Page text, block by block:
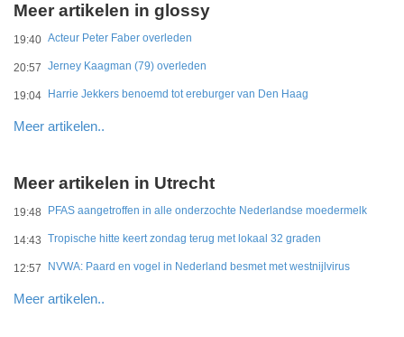
Meer artikelen in glossy
19:40 Acteur Peter Faber overleden
20:57 Jerney Kaagman (79) overleden
19:04 Harrie Jekkers benoemd tot ereburger van Den Haag
Meer artikelen..
Meer artikelen in Utrecht
19:48 PFAS aangetroffen in alle onderzochte Nederlandse moedermelk
14:43 Tropische hitte keert zondag terug met lokaal 32 graden
12:57 NVWA: Paard en vogel in Nederland besmet met westnijlvirus
Meer artikelen..